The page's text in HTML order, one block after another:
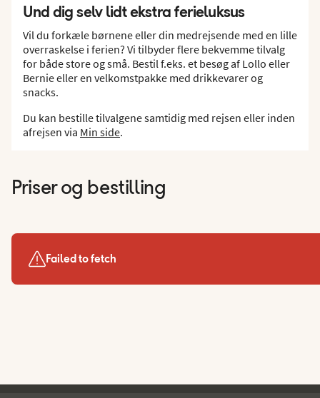
Und dig selv lidt ekstra ferieluksus
Vil du forkæle børnene eller din medrejsende med en lille
overraskelse i ferien? Vi tilbyder flere bekvemme tilvalg
for både store og små. Bestil f.eks. et besøg af Lollo eller
Bernie eller en velkomstpakke med drikkevarer og
snacks.
Du kan bestille tilvalgene samtidig med rejsen eller inden
afrejsen via Min side.
Priser og bestilling
Failed to fetch